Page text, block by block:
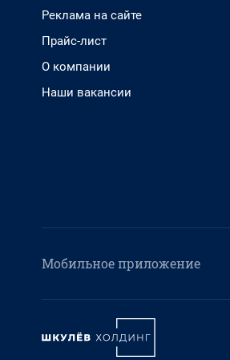
Реклама на сайте
Прайс-лист
О компании
Наши вакансии
Мобильное приложение